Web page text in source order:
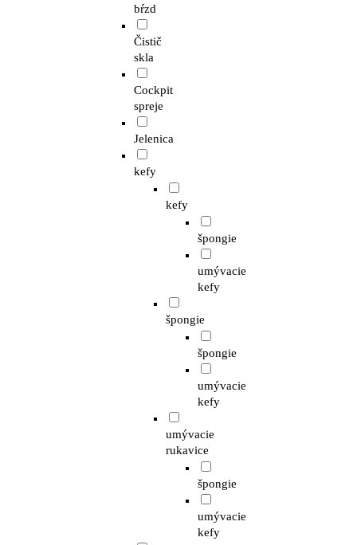
bŕzd
Čistič
skla
Cockpit
spreje
Jelenica
kefy
kefy
špongie
umývacie
kefy
špongie
špongie
umývacie
kefy
umývacie
rukavice
špongie
umývacie
kefy